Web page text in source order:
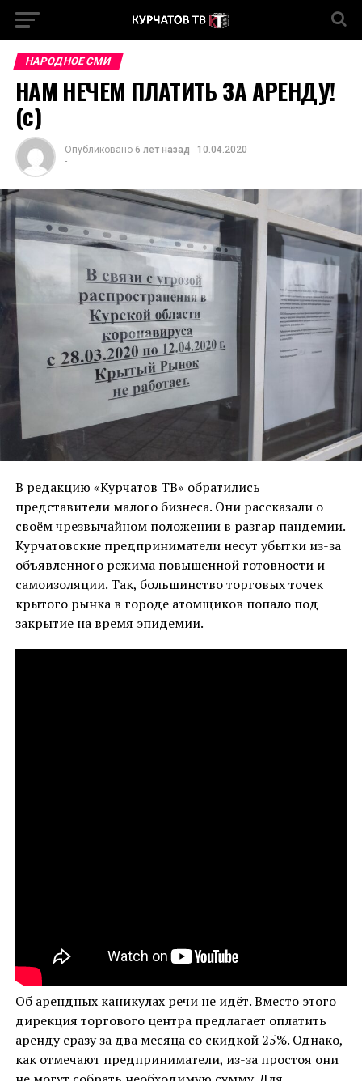
НАРОДНОЕ СМИ
НАМ НЕЧЕМ ПЛАТИТЬ ЗА АРЕНДУ!
(с)
Опубликовано 6 лет назад - 10.04.2020
-
В редакцию «Курчатов ТВ» обратились
представители малого бизнеса. Они рассказали о
своём чрезвычайном положении в разгар пандемии.
Курчатовские предприниматели несут убытки из-за
объявленного режима повышенной готовности и
самоизоляции. Так, большинство торговых точек
крытого рынка в городе атомщиков попало под
закрытие на время эпидемии.
Об арендных каникулах речи не идёт. Вместо этого
дирекция торгового центра предлагает оплатить
аренду сразу за два месяца со скидкой 25%. Однако,
как отмечают предприниматели, из-за простоя они